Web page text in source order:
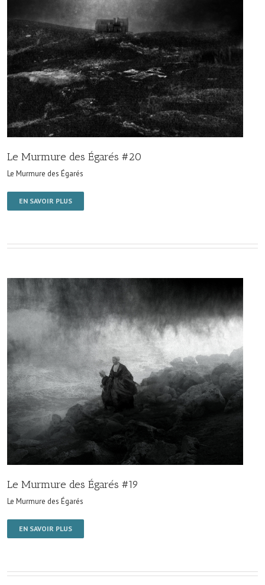
Le Murmure des Égarés #20
Le Murmure des Égarés
EN SAVOIR PLUS
Le Murmure des Égarés #19
Le Murmure des Égarés
EN SAVOIR PLUS